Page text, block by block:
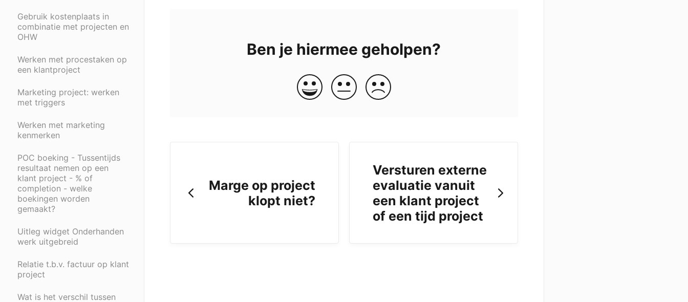
Gebruik kostenplaats in
combinatie met projecten en
OHW
Werken met procestaken op
een klantproject
Marketing project: werken
met triggers
Werken met marketing
kenmerken
POC boeking - Tussentijds
resultaat nemen op een
klant project - % of
completion - welke
boekingen worden
gemaakt?
Uitleg widget Onderhanden
werk uitgebreid
Relatie t.b.v. factuur op klant
project
Wat is het verschil tussen
Ben je hiermee geholpen?
Marge op project
klopt niet?
Versturen externe
evaluatie vanuit
een klant project
of een tijd project